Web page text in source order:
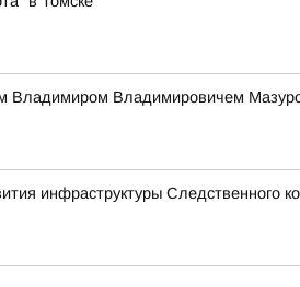
Владимиром Владимировичем
инфраструктуры Следственного